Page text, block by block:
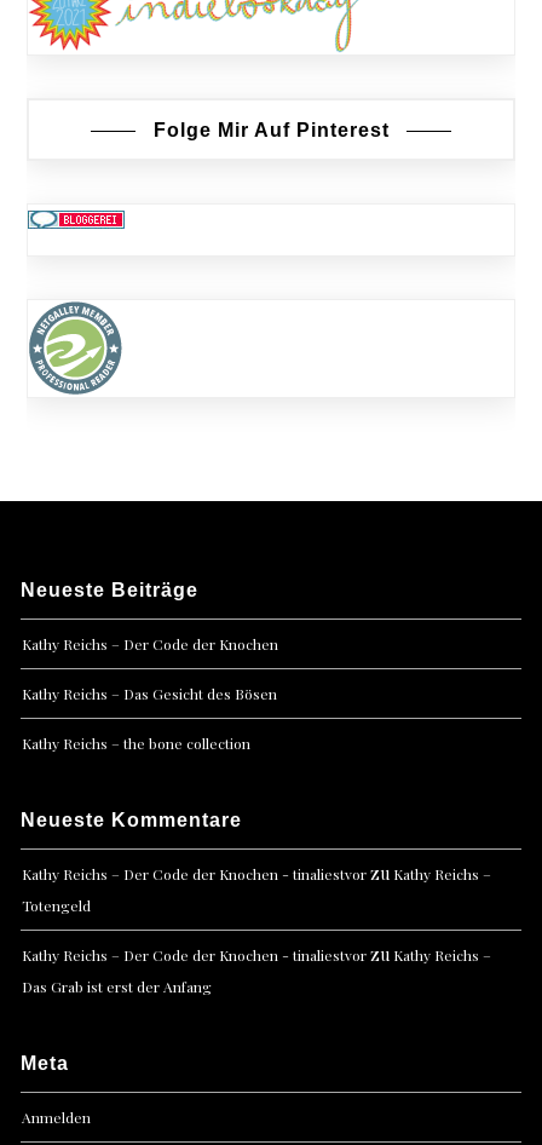
Folge Mir Auf Pinterest
Neueste Beiträge
Kathy Reichs – Der Code der Knochen
Kathy Reichs – Das Gesicht des Bösen
Kathy Reichs – the bone collection
Neueste Kommentare
Kathy Reichs – Der Code der Knochen - tinaliestvorzu Kathy Reichs –
Totengeld
Kathy Reichs – Der Code der Knochen - tinaliestvorzu Kathy Reichs –
Das Grab ist erst der Anfang
Meta
Anmelden